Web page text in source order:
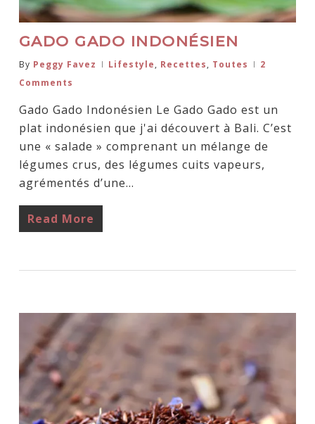
GADO GADO INDONÉSIEN
By Peggy Favez Lifestyle, Recettes, Toutes
2
Comments
Gado Gado Indonésien Le Gado Gado est un
plat indonésien que j'ai découvert à Bali. C’est
une « salade » comprenant un mélange de
légumes crus, des légumes cuits vapeurs,
agrémentés d’une…
Read More